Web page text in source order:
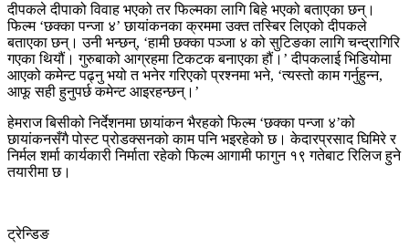
दीपकले दीपाको विवाह भएको तर फिल्मका लागि बिहे भएको बताएका छन्।
फिल्म ‘छक्का पन्जा ४’ छायांकनका क्रममा उक्त तस्बिर लिएको दीपकले
बताएका छन्। उनी भन्छन्, ‘हामी छक्का पञ्जा ४ को सुटिङका लागि चन्द्रागिरि
गएका थियौं। गुरुबाको आग्रहमा टिकटक बनाएका हौं।’ दीपकलाई भिडियोमा
आएको कमेन्ट पढ्नु भयो त भनेर गरिएको प्रश्नमा भने, ‘त्यस्तो काम गर्नुहुन्न,
आफू सही हुनुपर्छ कमेन्ट आइरहन्छन्।’
हेमराज बिसीको निर्देशनमा छायांकन भैरहको फिल्म ‘छक्का पन्जा ४’को
छायांकनसँगै पोस्ट प्रोडक्सनको काम पनि भइरहेको छ। केदारप्रसाद घिमिरे र
निर्मल शर्मा कार्यकारी निर्माता रहेको फिल्म आगामी फागुन १९ गतेबाट रिलिज हुने
तयारीमा छ।
ट्रेन्डिङ